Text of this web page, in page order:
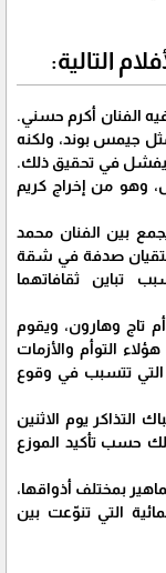
التالية:
الفنان أكرم حسني.
جيمس بوند، ولكنه
يفشل في تحقيق ذلك.
وهو من إخراج كريم
بين الفنان محمد
صدفة في شقة
تباين ثقافاتهما
تاج وهارون، ويقوم
التوأم والأزمات
التي تتسبب في وقوع
التذاكر يوم الاثنين
2،426،135 جنيهًا، وذلك حسب تأكيد الموزع
بمختلف أذواقها،
التي تنوّعت بين